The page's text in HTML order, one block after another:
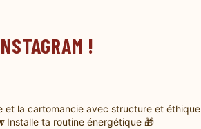
!
et la cartomancie avec structure et éthique
ta routine énergétique 🎁